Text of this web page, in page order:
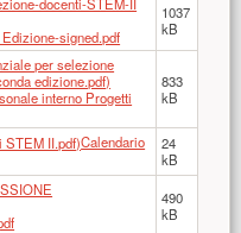
signed.pdf
1037
kB
interno Progetti
833
kB
Calendario
24
kB
490
kB